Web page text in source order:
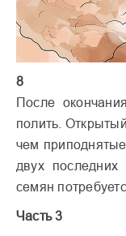
8
После
полить.
чем
двух
семян
Часть 3